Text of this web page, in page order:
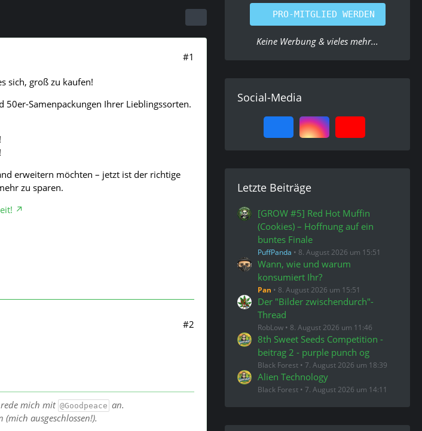
#1
sich, groß zu kaufen!
50er-Samenpackungen Ihrer Lieblingssorten.
erweitern möchten – jetzt ist der richtige
zu sparen.
#2
rede mich mit @Goodpeace an.
(mich ausgeschlossen!).
PRO-MITGLIED WERDEN
Keine Werbung & vieles mehr...
Social-Media
Letzte Beiträge
[GROW #5] Red Hot Muffin
(Cookies) – Hoffnung auf ein
buntes Finale
PuffPanda 8. August 2026 um 15:51
Wann, wie und warum
konsumiert Ihr?
Pan 8. August 2026 um 15:51
Der "Bilder zwischendurch"-
Thread
RobLow 8. August 2026 um 11:46
8th Sweet Seeds Competition -
beitrag 2 - purple punch og
Black Forest 7. August 2026 um 18:39
Alien Technology
Black Forest 7. August 2026 um 14:11